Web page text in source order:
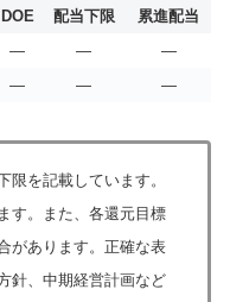
DOE 配当下限
累進配当
― ―
―
― ― ―
限を記載しています。
す。また、各還元目標
があります。正確な表
針、中期経営計画など